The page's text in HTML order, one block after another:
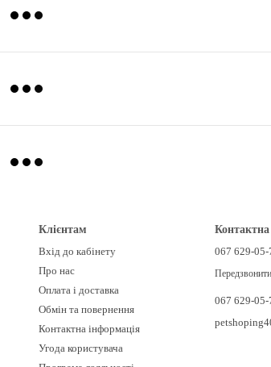
Клієнтам
Вхід до кабінету
Про нас
Оплата і доставка
Обмін та повернення
Контактна інформація
Угода користувача
067 629-05-
067 629-05-